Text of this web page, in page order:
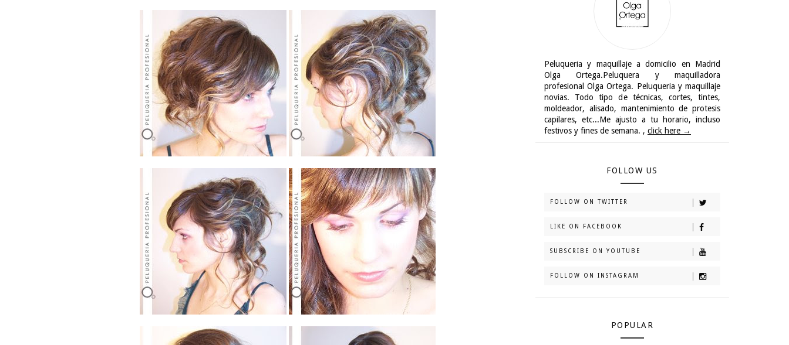
Peluqueria y maquillaje a domicilio en Madrid
Olga Ortega.Peluquera y maquilladora
profesional Olga Ortega. Peluqueria y maquillaje
novias. Todo tipo de técnicas, cortes, tintes,
moldeador, alisado, mantenimiento de protesis
capilares, etc...Me ajusto a tu horario, incluso
festivos y fines de semana. , click here →
FOLLOW US
FOLLOW ON TWITTER
LIKE ON FACEBOOK
SUBSCRIBE ON YOUTUBE
FOLLOW ON INSTAGRAM
POPULAR